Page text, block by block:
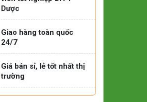
Dược
Giao hàng toàn quốc
24/7
Giá bán sỉ, lẻ tốt nhất thị
trường